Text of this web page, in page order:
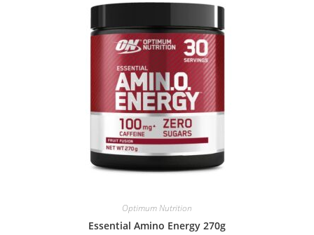
Optimum Nutrition
Essential Amino Energy 270g